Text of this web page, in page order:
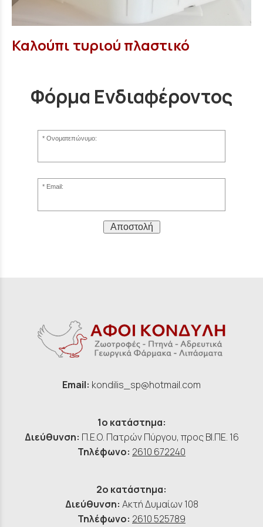
Καλούπι τυριού πλαστικό
Φόρμα Ενδιαφέροντος
Ονοματεπώνυμο:
Email:
Αποστολή
Email: kondilis_sp@hotmail.com
1ο κατάστημα:
Διεύθυνση: Π.Ε.Ο. Πατρών Πύργου, προς ΒΙ.ΠΕ. 16
Τηλέφωνο: 2610 672240
2ο κατάστημα:
Διεύθυνση: Ακτή Δυμαίων 108
Τηλέφωνο: 2610 525789